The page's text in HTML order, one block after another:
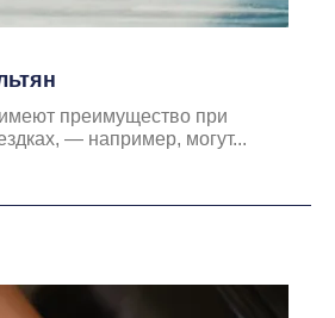
преимущество при
— например, могут...